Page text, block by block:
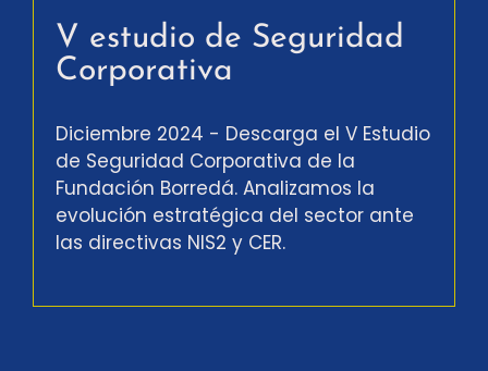
V estudio de Seguridad
Corporativa
Diciembre 2024 - Descarga el V Estudio
de Seguridad Corporativa de la
Fundación Borredá. Analizamos la
evolución estratégica del sector ante
las directivas NIS2 y CER.